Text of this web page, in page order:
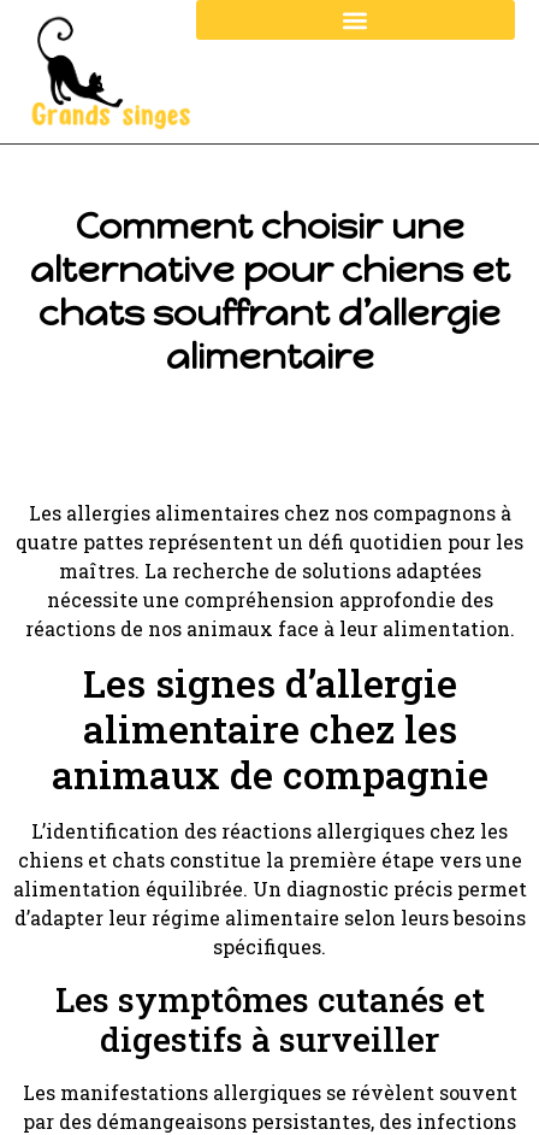
Comment choisir une
alternative pour chiens et
chats souffrant d’allergie
alimentaire
Les allergies alimentaires chez nos compagnons à
quatre pattes représentent un défi quotidien pour les
maîtres. La recherche de solutions adaptées
nécessite une compréhension approfondie des
réactions de nos animaux face à leur alimentation.
Les signes d’allergie
alimentaire chez les
animaux de compagnie
L’identification des réactions allergiques chez les
chiens et chats constitue la première étape vers une
alimentation équilibrée. Un diagnostic précis permet
d’adapter leur régime alimentaire selon leurs besoins
spécifiques.
Les symptômes cutanés et
digestifs à surveiller
Les manifestations allergiques se révèlent souvent
par des démangeaisons persistantes, des infections